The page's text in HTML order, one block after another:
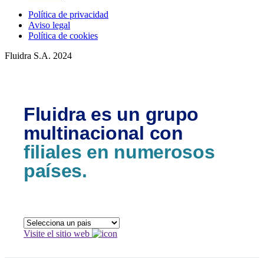
Política de privacidad
Aviso legal
Política de cookies
Fluidra S.A. 2024
Fluidra es un grupo
multinacional con
filiales en numerosos
países.
Visite el sitio web